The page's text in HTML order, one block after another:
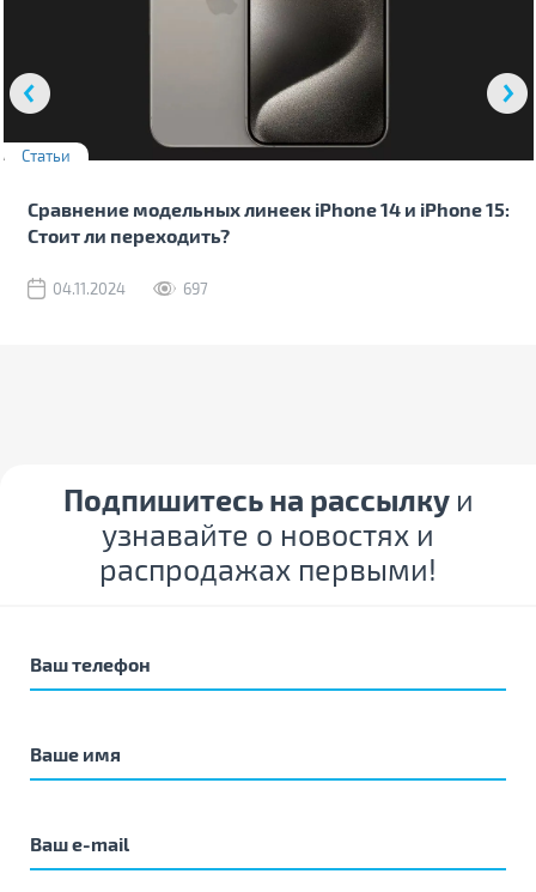
Статьи
Сравнение модельных линеек iPhone 14 и iPhone 15:
Стоит ли переходить?
04.11.2024 697
Подпишитесь на рассылку и
узнавайте о новостях и
распродажах первыми!